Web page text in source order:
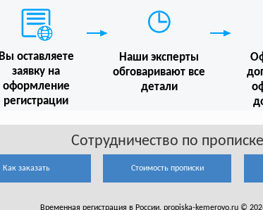
Вы оставляете
заявку на
оформление
регистрации
Наши эксперты
обговаривают все
детали
Сотрудничество по прописке
Как заказать Стоимость прописки
Временная регистрация в России. propiska-kemerovo.ru ©